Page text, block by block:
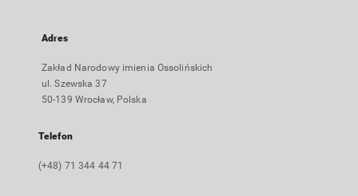
Adres
Zakład Narodowy imienia Ossolińskich
ul. Szewska 37
50-139 Wrocław, Polska
Telefon
(+48) 71 344 44 71